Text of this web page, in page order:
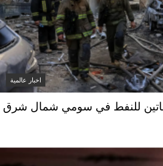
اخبار عالمية
للنفط في سومي شمال شرق